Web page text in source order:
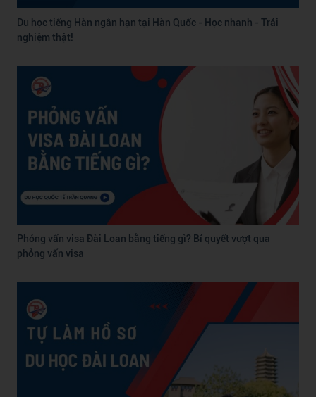
Du học tiếng Hàn ngắn hạn tại Hàn Quốc - Học nhanh - Trải
nghiệm thật!
Phỏng vấn visa Đài Loan bằng tiếng gì? Bí quyết vượt qua
phỏng vấn visa